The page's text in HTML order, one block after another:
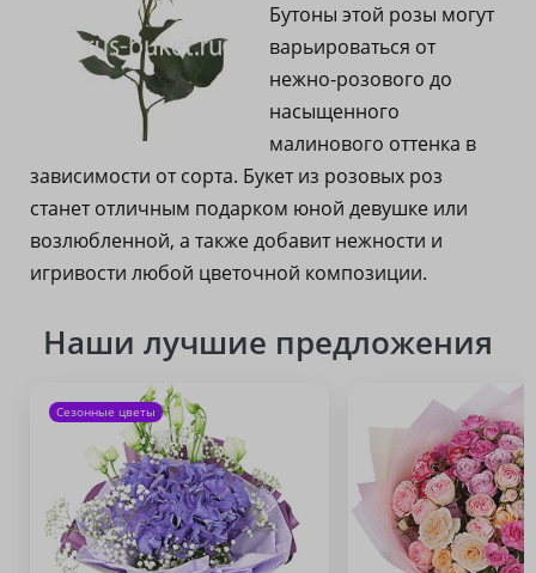
Бутоны этой розы могут
варьироваться от
нежно-розового до
насыщенного
малинового оттенка в
зависимости от сорта. Букет из розовых роз
станет отличным подарком юной девушке или
возлюбленной, а также добавит нежности и
игривости любой цветочной композиции.
Наши лучшие предложения
Сезонные цветы